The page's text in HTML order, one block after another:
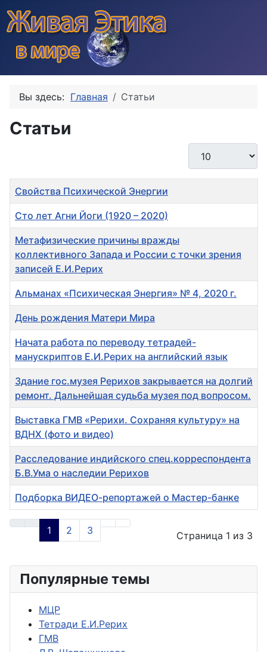
Вы здесь: Главная Статьи
Статьи
Кол-во строк:
Материалы
Заголовок
Свойства Психической Энергии
Сто лет Агни Йоги (1920 – 2020)
Метафизические причины вражды
коллективного Запада и России с точки зрения
записей Е.И.Рерих
Альманах «Психическая Энергия» № 4, 2020 г.
День рождения Матери Мира
Начата работа по переводу тетрадей-
манускриптов Е.И.Рерих на английский язык
Здание гос.музея Рерихов закрывается на долгий
ремонт. Дальнейшая судьба музея под вопросом.
Выставка ГМВ «Рерихи. Сохраняя культуру» на
ВДНХ (фото и видео)
Расследование индийского спец.корреспондента
Б.В.Ума о наследии Рерихов
Подборка ВИДЕО-репортажей о Мастер-банке
Страница 1 из 3
1 2 3
Популярные темы
МЦР
Тетради Е.И.Рерих
ГМВ